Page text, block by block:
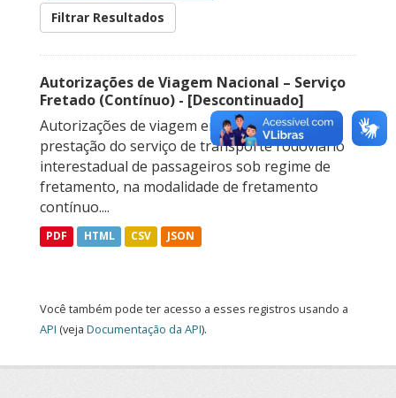
Filtrar Resultados
Autorizações de Viagem Nacional – Serviço
Fretado (Contínuo) - [Descontinuado]
Autorizações de viagem emitidas para a
prestação do serviço de transporte rodoviário
interestadual de passageiros sob regime de
fretamento, na modalidade de fretamento
contínuo....
PDF HTML CSV JSON
Você também pode ter acesso a esses registros usando a
API (veja Documentação da API).